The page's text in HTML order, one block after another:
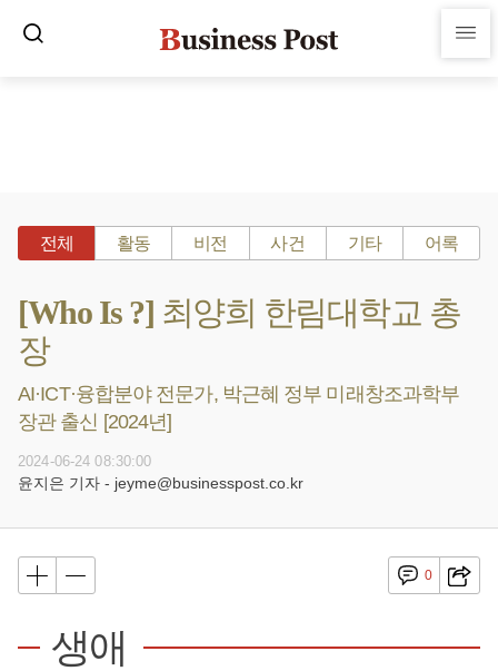
전체 활동 비전 사건 기타 어록
[Who Is ?] 최양희 한림대학교 총
장
AI·ICT·융합분야 전문가, 박근혜 정부 미래창조과학부
장관 출신 [2024년]
2024-06-24 08:30:00
윤지은 기자 - jeyme@businesspost.co.kr
0
생애